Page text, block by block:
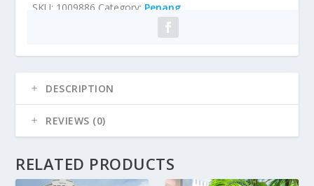
SKU: 1009886 Category: Penang
DESCRIPTION
REVIEWS (0)
RELATED PRODUCTS